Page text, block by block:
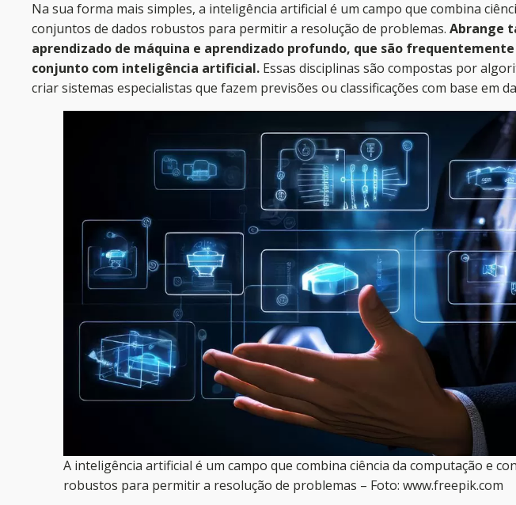
Na sua forma mais simples, a inteligência artificial é um campo que combina
conjuntos de dados robustos para permitir a resolução de problemas. Abrange
aprendizado de máquina e aprendizado profundo, que são
conjunto com inteligência artificial. Essas disciplinas são compostas por
criar sistemas especialistas que fazem previsões ou classificações com base em
A inteligência artificial é um campo que combina ciência da computação e
robustos para permitir a resolução de problemas – Foto: www.freepik.com